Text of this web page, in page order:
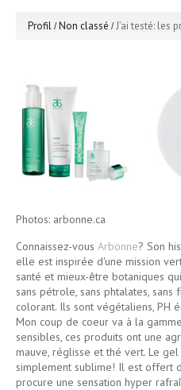
Profil Non classé J’ai testé: les
Photos: arbonne.ca
Connaissez-vous Arbonne? Son
elle est inspirée d'une mission
santé et mieux-être botaniques
sans pétrole, sans phtalates, sans
colorant. Ils sont végétaliens, PH
Mon coup de coeur va à la
sensibles, ces produits ont une
mauve, réglisse et thé vert. Le
simplement sublime! Il est offert
procure une sensation hyper